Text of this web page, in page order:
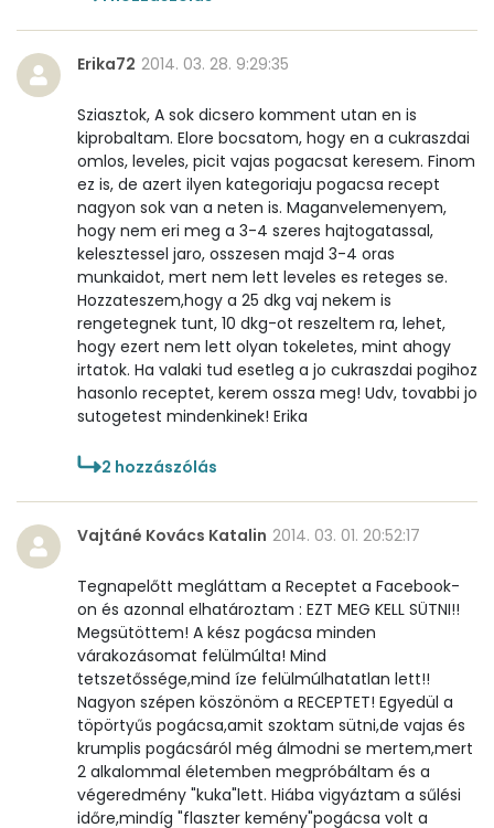
Erika72 2014. 03. 28. 9:29:35
Sziasztok, A sok dicsero komment utan en is
kiprobaltam. Elore bocsatom, hogy en a cukraszdai
omlos, leveles, picit vajas pogacsat keresem. Finom
ez is, de azert ilyen kategoriaju pogacsa recept
nagyon sok van a neten is. Maganvelemenyem,
hogy nem eri meg a 3-4 szeres hajtogatassal,
kelesztessel jaro, osszesen majd 3-4 oras
munkaidot, mert nem lett leveles es reteges se.
Hozzateszem,hogy a 25 dkg vaj nekem is
rengetegnek tunt, 10 dkg-ot reszeltem ra, lehet,
hogy ezert nem lett olyan tokeletes, mint ahogy
irtatok. Ha valaki tud esetleg a jo cukraszdai pogihoz
hasonlo receptet, kerem ossza meg! Udv, tovabbi jo
sutogetest mindenkinek! Erika
2 hozzászólás
Vajtáné Kovács Katalin 2014. 03. 01. 20:52:17
Tegnapelőtt megláttam a Receptet a Facebook-
on és azonnal elhatároztam : EZT MEG KELL SÜTNI!!
Megsütöttem! A kész pogácsa minden
várakozásomat felülmúlta! Mind
tetszetőssége,mind íze felülmúlhatatlan lett!!
Nagyon szépen köszönöm a RECEPTET! Egyedül a
töpörtyűs pogácsa,amit szoktam sütni,de vajas és
krumplis pogácsáról még álmodni se mertem,mert
2 alkalommal életemben megpróbáltam és a
végeredmény "kuka"lett. Hiába vigyáztam a sűlési
időre,mindíg "flaszter kemény"pogácsa volt a